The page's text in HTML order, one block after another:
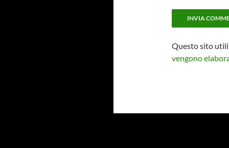
Questo sito
vengono